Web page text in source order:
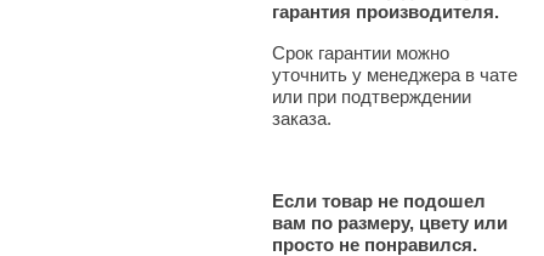
гарантия производителя.
Срок гарантии можно
уточнить у менеджера в чате
или при подтверждении
заказа.
Если товар не подошел
вам по размеру, цвету или
просто не понравился.